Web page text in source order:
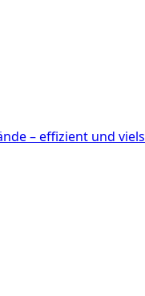
– effizient und